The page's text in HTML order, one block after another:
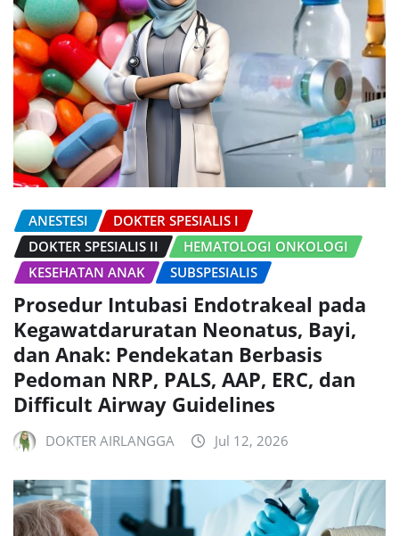
ANESTESI
DOKTER SPESIALIS I
DOKTER SPESIALIS II
HEMATOLOGI ONKOLOGI
KESEHATAN ANAK
SUBSPESIALIS
Prosedur Intubasi Endotrakeal pada
Kegawatdaruratan Neonatus, Bayi,
dan Anak: Pendekatan Berbasis
Pedoman NRP, PALS, AAP, ERC, dan
Difficult Airway Guidelines
DOKTER AIRLANGGA Jul 12, 2026